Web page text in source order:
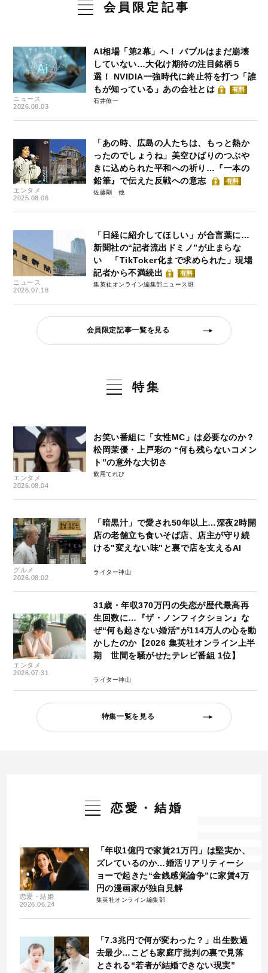
会員限定記事
ニュース
2026.08.03
AI相場「第2幕」へ！ バブルはまだ崩壊
していない…大化け期待の注目銘柄５
選！ NVIDIA一強時代に終止符を打つ「誰
もが知っている」あの会社とは
有料
石井僚一
エンタメ
2025.08.06
「あの時、広島の人たちは、もっと熱か
ったのでしょうね」美空ひばりのつぶや
きに込められた平和への祈り…『一本の
鉛筆』で伝えた反戦への意志
有料
佐藤剛
ニュース
2026.07.18
「日経に紹介してほしい」が合言葉に…
新聞社の“記者流出ドミノ”が止まらな
い 「TikToker化まで求められた」現場
記者から不満続出
有料
集英社オンライン編集部ニュース班
会員限定記事一覧を見る
特集
エンタメ
2026.08.04
お笑い番組に「女性MC」は必要なのか？
松岡茉優・上戸彩の “何も残らないコメン
ト”の意外な大切さ
飲用てれび
グルメ
2026.08.02
「暗黒汁」で愛され50年以上…深夜2時開
店の老舗立ち食いそば店、店主が守り続
ける"変えない味"と裏で店を支えるAI
ライター神山
エンタメ
2026.07.31
31歳・年収370万円の失恋が歴代最高再
生回数に…『ザ・ノンフィクション』な
ぜ“何も起きない婚活”が114万人の心を動
かしたのか【2026 集英社オンライン上半
期 世間を騒がせたテレビ番組 1位】
ライター神山
特集一覧を見る
恋愛・結婚
恋愛・結婚
2026.06.24
「年収1億円で家賃21万円」は堅実か、
ズレているのか…婚活リアリティーシ
ョーで起きた“金銭感覚論争”に家賃4万
円の漫画家が独自見解
集英社オンライン編集部
「7.3兆円で何が変わった？」出生数過
去最少…こども家庭庁批判の裏で見落
とされる“若者が結婚できない現実”